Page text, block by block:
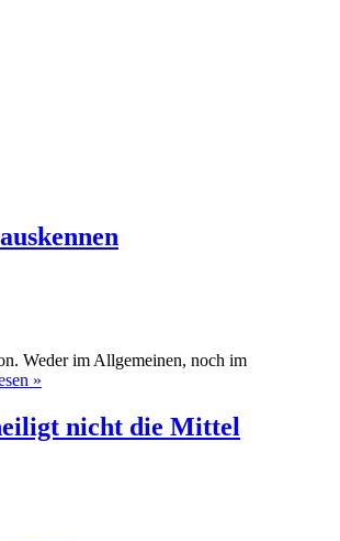
Weder im Allgemeinen, noch im
»
nicht die Mittel